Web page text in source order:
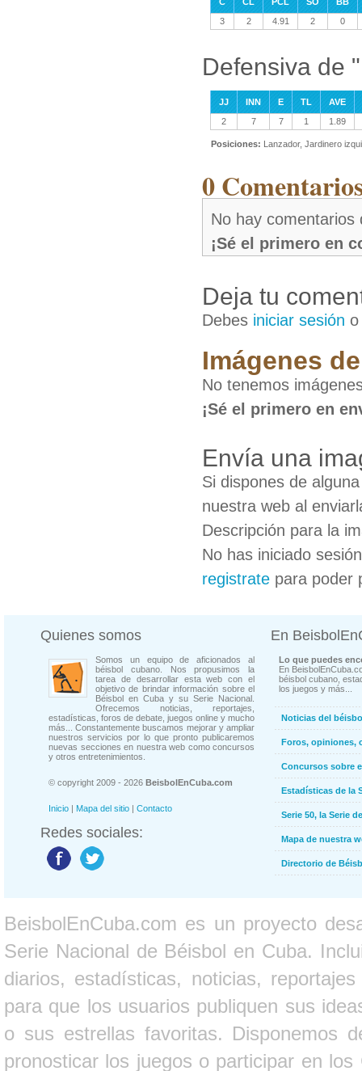
3
2 4.91 2 0
Defensiva de
JJ INN E TL
AVE
2
7 7 1 1.89
Posiciones: Lanzador, Jardinero
0
No hay comentarios
¡Sé el primero en
Deja tu
Debes iniciar sesión
Imágenes
No tenemos
¡Sé el primero en
Envía una
Si dispones de
nuestra web al
Descripción para la
No has iniciado
registrate para poder
Quienes somos
Somos un equipo de aficionados al
béisbol cubano. Nos propusimos la
tarea de desarrollar esta web con el
objetivo de brindar información sobre el
Béisbol en Cuba y su Serie Nacional.
Ofrecemos noticias, reportajes,
estadísticas, foros de debate, juegos online y mucho
más... Constantemente buscamos mejorar y ampliar
nuestros servicios por lo que pronto publicaremos
nuevas secciones en nuestra web como concursos
y otros entretenimientos.
© copyright 2009 - 2026 BeisbolEnCuba.com
Inicio | Mapa del sitio | Contacto
Redes sociales:
En
Lo que puedes
En
béisbol cubano,
los juegos y más...
Noticias del
Foros, opiniones,
Concursos sobre
Estadísticas de la
Serie 50, la Serie
Mapa de nuestra
Directorio de
BeisbolEnCuba.com es un proyecto
Serie Nacional de Béisbol en Cuba.
diarios, estadísticas, noticias,
para que los usuarios publiquen sus
o sus estrellas favoritas. Disponemos
pronosticar los juegos o participar en